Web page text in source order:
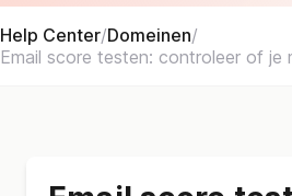
Help Center/Domeinen/
Email score testen: controleer of je